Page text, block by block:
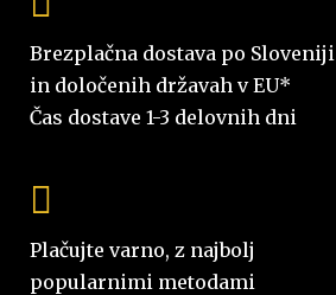
Brezplačna dostava po Sloveniji
in določenih državah v EU*
Čas dostave 1-3 delovnih dni
Plačujte varno, z najbolj
popularnimi metodami